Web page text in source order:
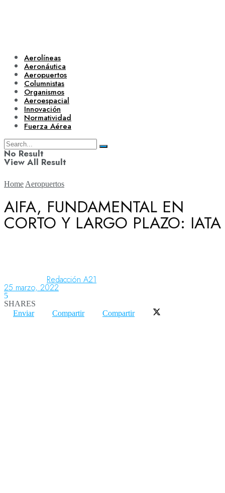
Aerolíneas
Aeronáutica
Aeropuertos
Columnistas
Organismos
Aeroespacial
Innovación
Normatividad
Fuerza Aérea
No Result
View All Result
Aerolíneas
Aeropuertos
Home Aeropuertos
AIFA, FUNDAMENTAL EN
CORTO Y LARGO PLAZO: IATA
Redacción A21
25 marzo, 2022
5
SHARES
Enviar
Compartir Compartir